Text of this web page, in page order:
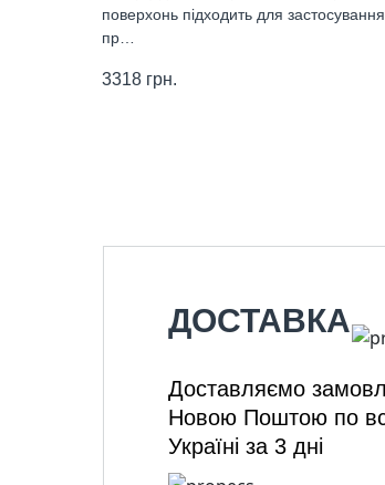
поверхонь підходить для
пр…
3318 грн.
ДОСТАВКА
Доставляємо
Новою Поштою по
Україні за 3 дні